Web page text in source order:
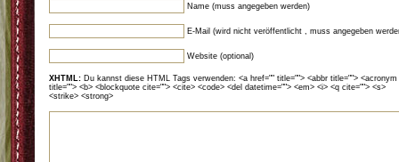
Name (muss angegeben werden)
E-Mail (wird nicht veröffentlicht , muss angegeben
Website (optional)
XHTML: Du kannst diese HTML Tags verwenden: <a href="" title=""> <abbr title=""> <acronym
title=""> <b> <blockquote cite=""> <cite> <code> <del datetime=""> <em> <i> <q cite=""> <s>
<strike> <strong>